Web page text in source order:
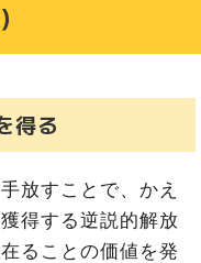
得る
放すことで、かえ
得する逆説的解放
ることの価値を発